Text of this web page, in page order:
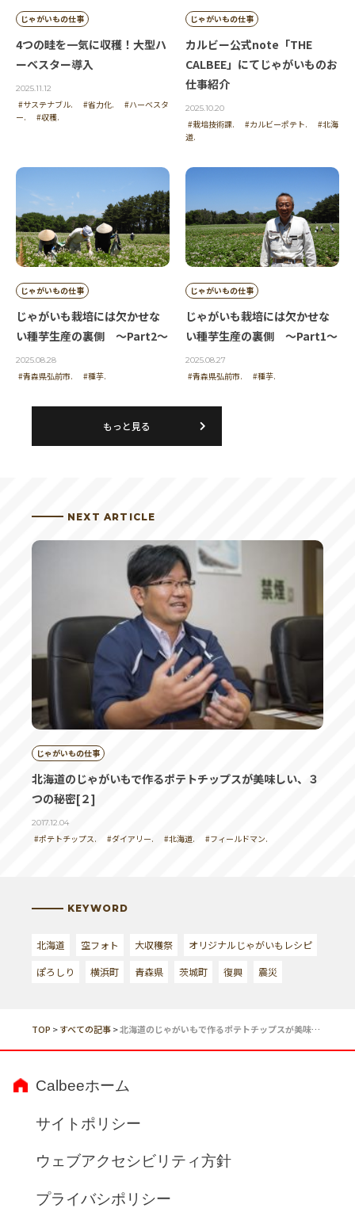
じゃがいもの仕事
4つの畦を一気に収穫！大型ハ
ーベスター導入
2025.11.12
#サステナブル. #省力化.
#ハーベスタ
ー.
#収穫.
じゃがいもの仕事
カルビー公式note「THE
CALBEE」にてじゃがいものお
仕事紹介
2025.10.20
#栽培技術課. #カルビーポテト.
#北海
道.
じゃがいもの仕事
じゃがいも栽培には欠かせな
い種芋生産の裏側 ～Part2～
2025.08.28
#青森県弘前市. #種芋.
じゃがいもの仕事
じゃがいも栽培には欠かせな
い種芋生産の裏側 ～Part1～
2025.08.27
#青森県弘前市. #種芋.
もっと見る
NEXT ARTICLE
じゃがいもの仕事
北海道のじゃがいもで作るポテトチップスが美味しい、３
つの秘密[２]
2017.12.04
#ポテトチップス. #ダイアリー. #北海道. #フィールドマン.
KEYWORD
北海道 空フォト 大収穫祭
オリジナルじゃがいもレシピ
ぽろしり
横浜町 青森県 茨城町 復興 震災
TOP >すべての記事>北海道のじゃがいもで作るポテトチップスが美味しい、３つの秘密[３]
Calbeeホーム
サイトポリシー
ウェブアクセシビリティ方針
プライバシポリシー